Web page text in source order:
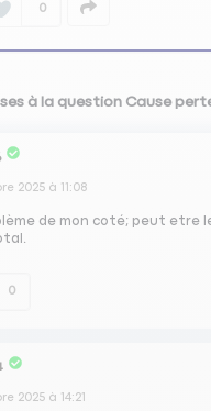
0
à la question Cause
2025 à 11:08
de mon coté; peut
0
2025 à 14:21